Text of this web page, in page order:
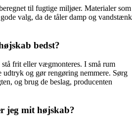
til fugtige miljøer. Materialer som
valg, da de tåler damp og vandstænk
bedst?
frit eller vægmonteres. I små rum
og gør rengøring nemmere. Sørg
og brug de beslag, producenten
jeg mit højskab?